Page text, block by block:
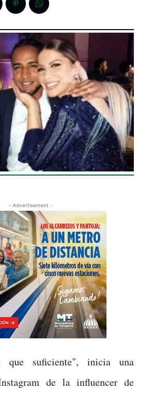
- Advertisement -
que suficiente", inicia una
de la influencer de